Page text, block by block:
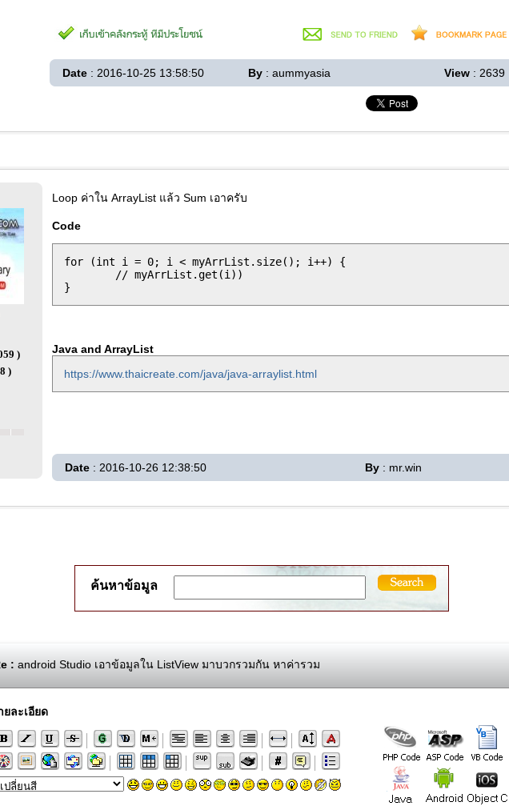
Date : 2016-10-25 13:58:50 By : aummyasia View : 2639
)
)
Loop ค่าใน ArrayList แล้ว Sum เอาครับ
Code
for (int i = 0; i < myArrList.size(); i++) {
Java and ArrayList
https://www.thaicreate.com/java/java-arraylist.html
Date : 2016-10-26 12:38:50 By : mr.win
ค้นหาข้อมูล
: android Studio เอาข้อมูลใน ListView มาบวกรวมกัน หาค่ารวม
ยละเอียด